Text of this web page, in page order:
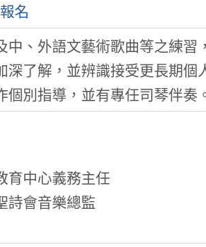
名
、外語文藝術歌曲等之練習
深了解，並辨識接受更長期個
別指導，並有專任司琴伴奏
育中心義務主任
詩會音樂總監